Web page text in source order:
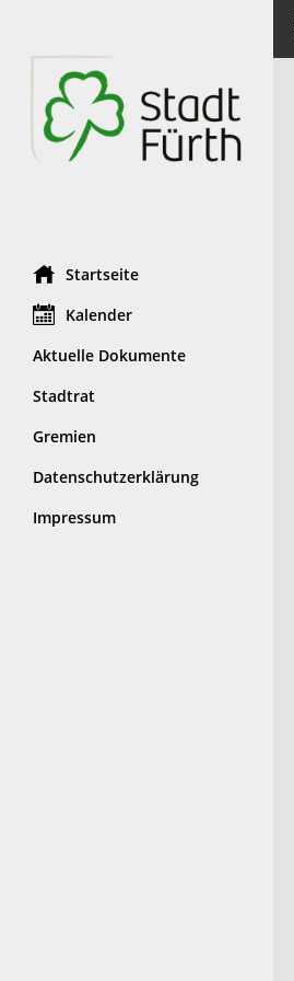
Startseite
Kalender
Aktuelle Dokumente
Stadtrat
Gremien
Datenschutzerklärung
Impressum